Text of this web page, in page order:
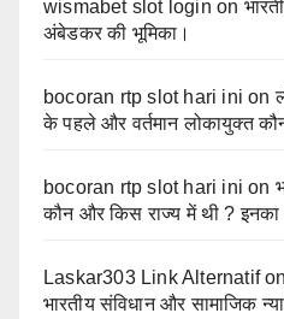
wismabet slot login on
अंबेडकर की भूमिका।
bocoran rtp slot hari ini on
के पहले और वर्तमान लोकायुक्त
bocoran rtp slot hari ini on
कौन और किस राज्य में थी ? इनका
Laskar303 Link Alternatif
भारतीय संविधान और सामाजिक